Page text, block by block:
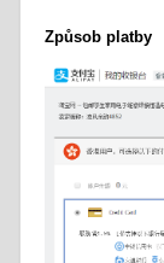
Způsob platby